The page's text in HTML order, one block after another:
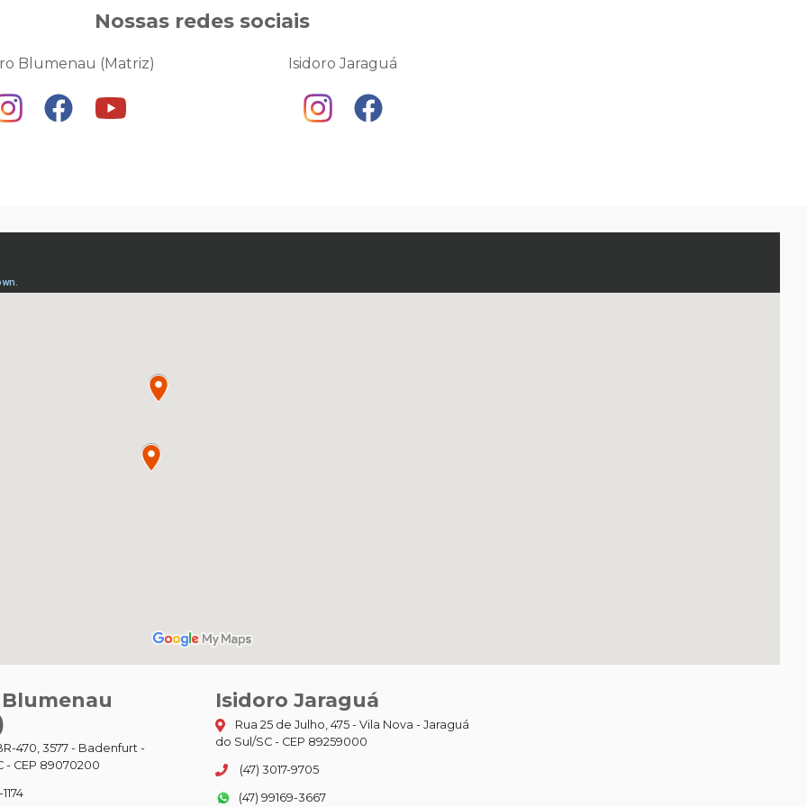
Nossas redes sociais
Blumenau (Matriz) Isidoro Jaraguá
470, 3577 - Badenfurt -
- CEP 89070200
Isidoro Jaraguá
Rua 25 de Julho, 475 - Vila Nova - Jaraguá
do Sul/SC - CEP 89259000
(47) 3017-9705
(47) 99169-3667